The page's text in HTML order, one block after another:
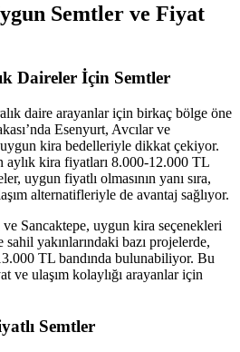
Semtler ve Fiyat
Daireler İçin Semtler
daire arayanlar için birkaç bölge öne
Esenyurt, Avcılar ve
kira bedelleriyle dikkat çekiyor.
aylık kira fiyatları 8.000-12.000 TL
uygun fiyatlı olmasının yanı sıra,
alternatifleriyle de avantaj sağlıyor.
ve Sancaktepe, uygun kira seçenekleri
yakınlarındaki bazı projelerde,
TL bandında bulunabiliyor. Bu
ve ulaşım kolaylığı arayanlar için
Semtler